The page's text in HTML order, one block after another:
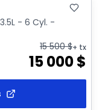
- 6 Cyl. -
15 000$
15 500$+ tx